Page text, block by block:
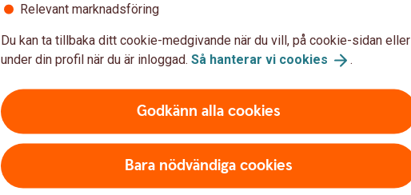
Relevant marknadsföring
Du kan ta tillbaka ditt cookie-medgivande när du vill, på cookie-sidan eller
under din profil när du är inloggad. Så hanterar vi cookies .
Godkänn alla cookies
Bara nödvändiga cookies